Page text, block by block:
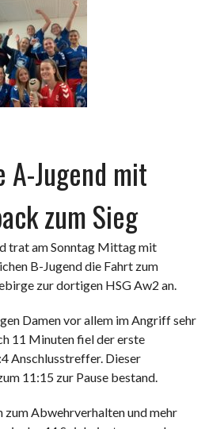
A-Jugend mit
zum Sieg
trat am Sonntag Mittag mit
B-Jugend die Fahrt zum
zur dortigen HSG Aw2 an.
Damen vor allem im Angriff sehr
11 Minuten fiel der erste
Anschlusstreffer. Dieser
11:15 zur Pause bestand.
zum Abwehrverhalten und mehr